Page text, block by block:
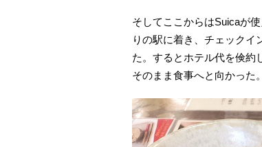
そしてここからはSuicaが
りの駅に着き、チェックイ
た。するとホテル代を倹約
そのまま食事へと向かった。